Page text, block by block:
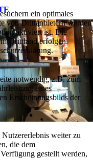
ein optimales
von Drittanbietern werden
aktiviert ist. Die
Drittland erfolgen.
notwendig, z.B. zum
eines
Erscheinungsbilds der
weiter zu
die dem
gestellt werden,